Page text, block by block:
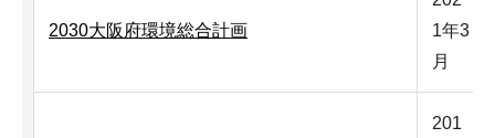
2030大阪府環境総合計画
1年3
月
201